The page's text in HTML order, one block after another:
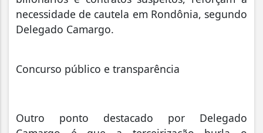
necessidade de cautela em Rondônia, segundo
Delegado Camargo.
Concurso público e transparência
Outro ponto destacado por Delegado